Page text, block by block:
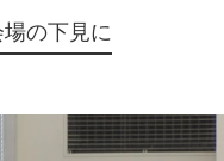
場の下見に